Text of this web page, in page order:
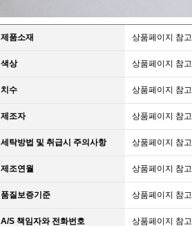
제품소재 상품페이지 참고
색상 상품페이지 참고
치수 상품페이지 참고
제조자 상품페이지 참고
세탁방법 및 취급시 주의사항 상품페이지 참고
제조연월 상품페이지 참고
품질보증기준 상품페이지 참고
A/S 책임자와 전화번호 상품페이지 참고